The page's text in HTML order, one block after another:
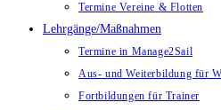
Termine Vereine & Flotten
Lehrgänge/Maßnahmen
Termine in Manage2Sail
Aus- und Weiterbildung für
Fortbildungen für Trainer